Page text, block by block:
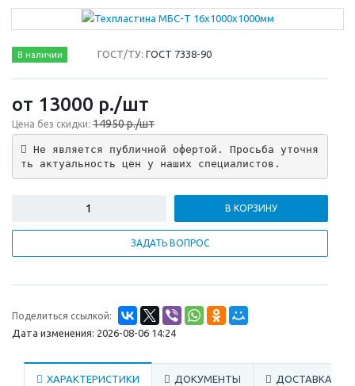
В наличии ГОСТ/ТУ:ГОСТ 7338-90
от 13000 р./шт
Цена без скидки: 14950 р./шт
Не является публичной офертой. Просьба уточня
ть актуальность цен у наших специалистов.
В КОРЗИНУ
ЗАДАТЬ ВОПРОС
Поделиться ссылкой:
Дата изменения: 2026-08-06 14:24
ХАРАКТЕРИСТИКИ ДОКУМЕНТЫ ДОСТАВКА